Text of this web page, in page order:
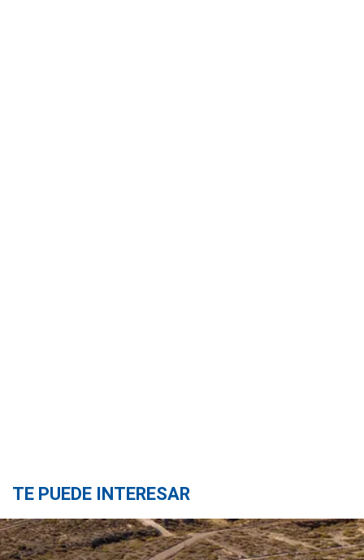
TE PUEDE INTERESAR